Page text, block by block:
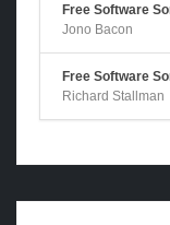
Free Software
Jono Bacon
Free Software
Richard Stallman